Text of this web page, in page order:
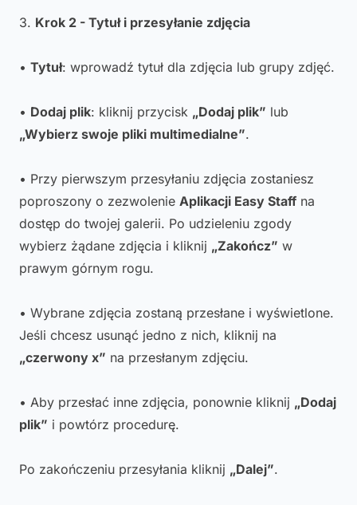
3. Krok 2 - Tytuł i przesyłanie zdjęcia
• Tytuł: wprowadź tytuł dla zdjęcia lub grupy zdjęć.
• Dodaj plik: kliknij przycisk „Dodaj plik” lub
„Wybierz swoje pliki multimedialne”.
• Przy pierwszym przesyłaniu zdjęcia zostaniesz
poproszony o zezwolenie Aplikacji Easy Staff na
dostęp do twojej galerii. Po udzieleniu zgody
wybierz żądane zdjęcia i kliknij „Zakończ” w
prawym górnym rogu.
• Wybrane zdjęcia zostaną przesłane i wyświetlone.
Jeśli chcesz usunąć jedno z nich, kliknij na
„czerwony x” na przesłanym zdjęciu.
• Aby przesłać inne zdjęcia, ponownie kliknij „Dodaj
plik” i powtórz procedurę.
Po zakończeniu przesyłania kliknij „Dalej”.